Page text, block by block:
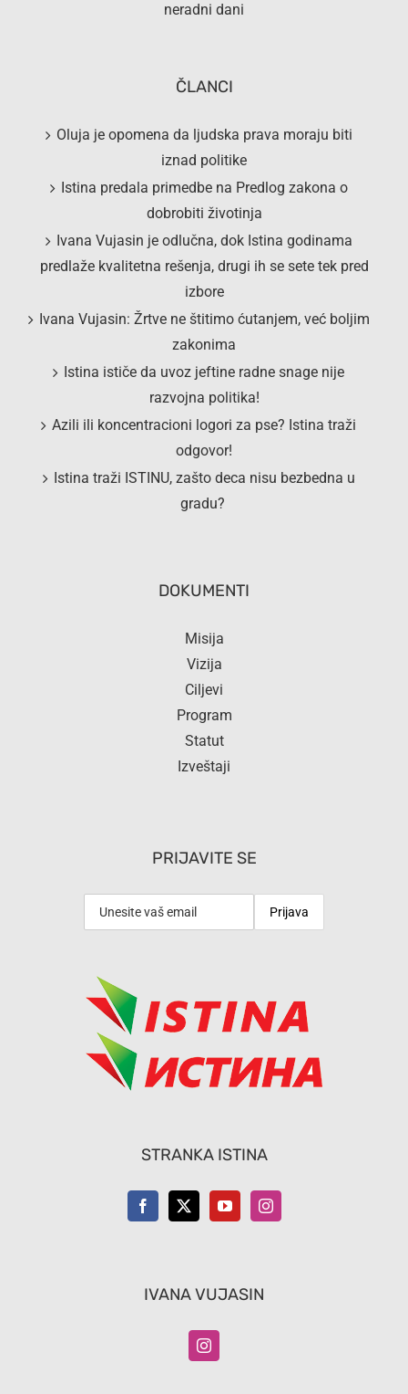
neradni dani
ČLANCI
Oluja je opomena da ljudska prava moraju biti
iznad politike
Istina predala primedbe na Predlog zakona o
dobrobiti životinja
Ivana Vujasin je odlučna, dok Istina godinama
predlaže kvalitetna rešenja, drugi ih se sete tek pred
izbore
Ivana Vujasin: Žrtve ne štitimo ćutanjem, već boljim
zakonima
Istina ističe da uvoz jeftine radne snage nije
razvojna politika!
Azili ili koncentracioni logori za pse? Istina traži
odgovor!
Istina traži ISTINU, zašto deca nisu bezbedna u
gradu?
DOKUMENTI
Misija
Vizija
Ciljevi
Program
Statut
Izveštaji
PRIJAVITE SE
STRANKA ISTINA
IVANA VUJASIN